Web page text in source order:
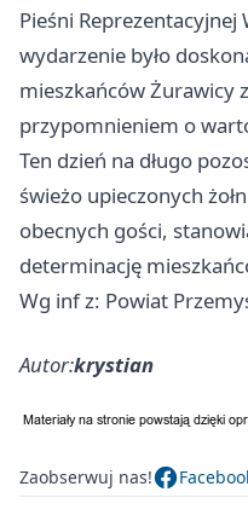
Pieśni Reprezentacyjnej
wydarzenie było
mieszkańców Żurawicy
przypomnieniem o
Ten dzień na długo
świeżo upieczonych
obecnych gości,
determinację
Wg inf z: Powiat
Autor:krystian
Zaobserwuj nas!